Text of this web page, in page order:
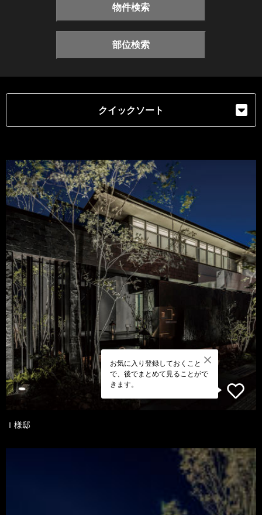
物件検索
部位検索
クイックソート
お気に入り登録しておくこと
で、後でまとめて見ることがで
きます。
Ｉ様邸